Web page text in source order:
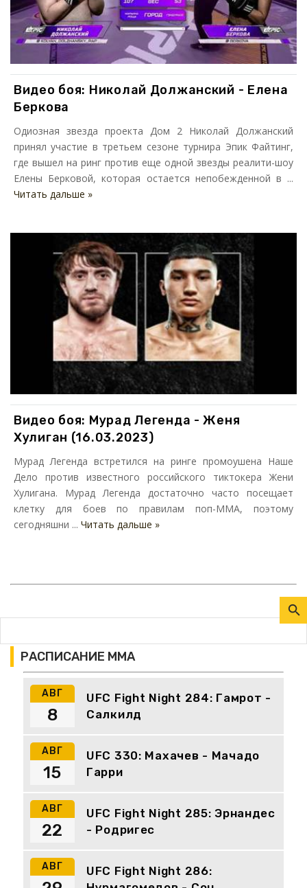
РАСПИСАНИЕ ММА
АВГ
UFC Fight Night 284: Гамрот -
Салкилд
8
АВГ
UFC 330: Махачев - Мачадо
Гарри
15
АВГ
UFC Fight Night 285: Эрнандес
- Родригес
22
АВГ
UFC Fight Night 286:
Видео боя: Николай Должанский - Елена
Беркова
Одиозная звезда проекта Дом 2 Николай Должанский
принял участие в третьем сезоне турнира Эпик Файтинг,
где вышел на ринг против еще одной звезды реалити-шоу
Елены Берковой, которая остается непобежденной в ...
Читать дальше »
Видео боя: Мурад Легенда - Женя
Хулиган (16.03.2023)
Мурад Легенда встретился на ринге промоушена Наше
Дело против известного российского тиктокера Жени
Хулигана. Мурад Легенда достаточно часто посещает
клетку для боев по правилам поп-ММА, поэтому
сегодняшни ... Читать дальше »